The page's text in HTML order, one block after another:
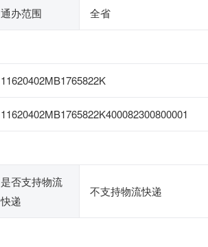
通办范围 全省
11620402MB1765822K
11620402MB1765822K400082300800001
是否支持物流
快递
不支持物流快递